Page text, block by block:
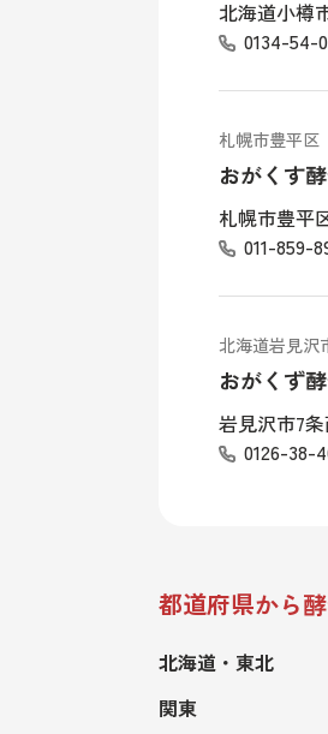
北海道小樽
0134-54-
札幌市豊平区
おがくす
札幌市豊平
011-859-
北海道岩見沢
おがくず
岩見沢市7
0126-38-
都道府県から
北海道・東北
関東